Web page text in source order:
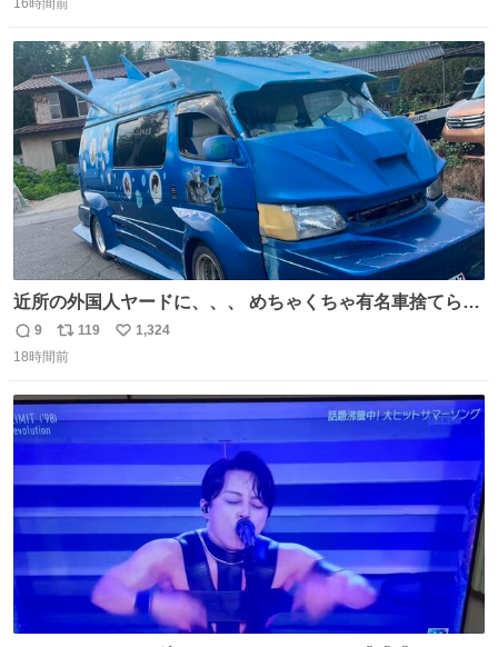
信
ポ
ト
数
数
16時間前
近所の外国人ヤードに、、、 めちゃくちゃ有名車捨てられ
てました😭 外装ぼろぼろだし、、 中も何にも残ってない
し、、 可哀想に😢😢 今まで数十年お疲れ様でした、、 #バ
返
信
9
リ
ポ
ト
119
い
数
1,324
18時間前